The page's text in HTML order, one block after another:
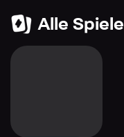
Alle Spiele